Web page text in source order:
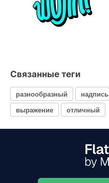
Связанные теги
разнообразный надпись
выражение
отличный